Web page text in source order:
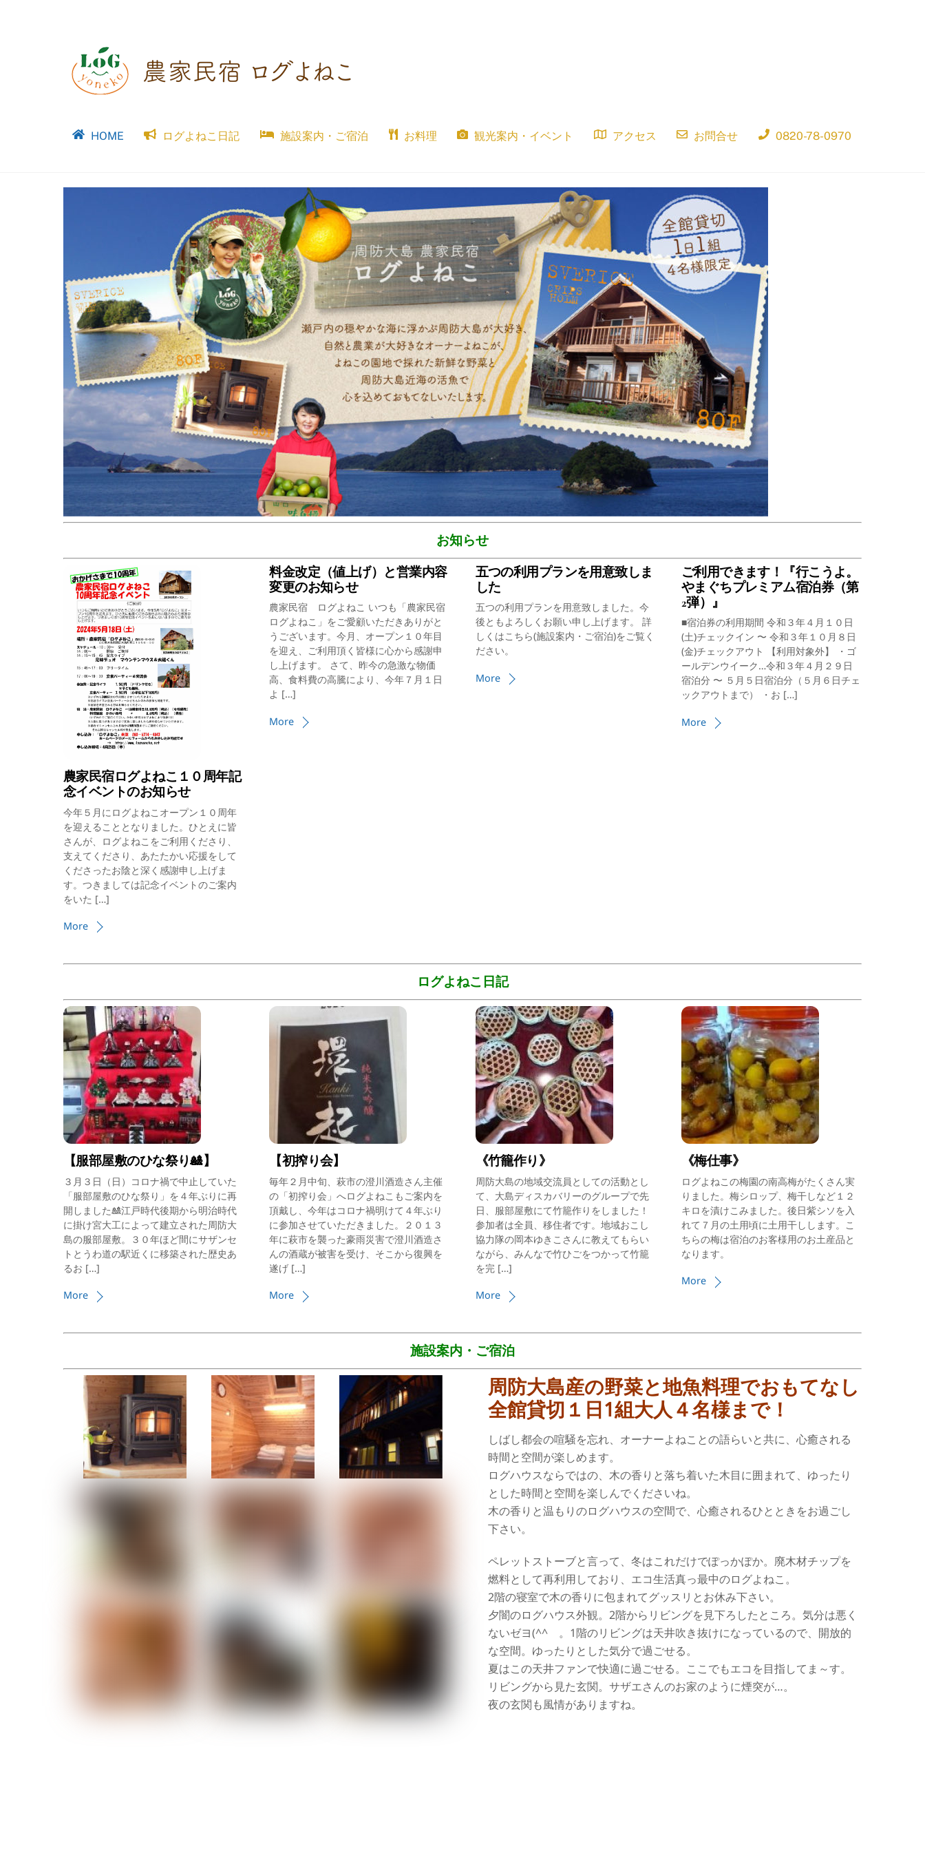
HOME ログよねこ日記 施設案内・ご宿泊 お料理 観光案内・イベント アクセス お問合せ 0820-78-0970
お知らせ
農家民宿ログよねこ１０周年記
念イベントのお知らせ
今年５月にログよねこオープン１０周年
を迎えることとなりました。ひとえに皆
さんが、ログよねこをご利用くださり、
支えてくださり、あたたかい応援をして
くださったお陰と深く感謝申し上げま
す。つきましては記念イベントのご案内
をいた […]
More
料金改定（値上げ）と営業内容
変更のお知らせ
農家民宿 ログよねこ いつも「農家民宿
ログよねこ」をご愛顧いただきありがと
うございます。今月、オープン１０年目
を迎え、ご利用頂く皆様に心から感謝申
し上げます。 さて、昨今の急激な物価
高、食料費の高騰により、今年７月１日
よ […]
More
五つの利用プランを用意致しま
した
五つの利用プランを用意致しました。今
後ともよろしくお願い申し上げます。 詳
しくはこちら(施設案内・ご宿泊)をご覧く
ださい。
More
ご利用できます！『行こうよ。
やまぐちプレミアム宿泊券（第
2弾）』
■宿泊券の利用期間 令和３年４月１０日
(土)チェックイン 〜 令和３年１０月８日
(金)チェックアウト 【利用対象外】 ・ゴ
ールデンウイーク…令和３年４月２９日
宿泊分 〜 ５月５日宿泊分（５月６日チェ
ックアウトまで） ・お […]
More
ログよねこ日記
【服部屋敷のひな祭り🎎】
３月３日（日）コロナ禍で中止していた
「服部屋敷のひな祭り」を４年ぶりに再
開しました🎎江戸時代後期から明治時代
に掛け宮大工によって建立された周防大
島の服部屋敷。３０年ほど間にサザンセ
トとうわ道の駅近くに移築された歴史あ
るお […]
More
【初搾り会】
毎年２月中旬、萩市の澄川酒造さん主催
の「初搾り会」へログよねこもご案内を
頂戴し、今年はコロナ禍明けて４年ぶり
に参加させていただきました。２０１３
年に萩市を襲った豪雨災害で澄川酒造さ
んの酒蔵が被害を受け、そこから復興を
遂げ […]
More
《竹籠作り》
周防大島の地域交流員としての活動とし
て、大島ディスカバリーのグループで先
日、服部屋敷にて竹籠作りをしました！
参加者は全員、移住者です。地域おこし
協力隊の岡本ゆきこさんに教えてもらい
ながら、みんなで竹ひごをつかって竹籠
を完 […]
More
《梅仕事》
ログよねこの梅園の南高梅がたくさん実
りました。梅シロップ、梅干しなど１２
キロを漬けこみました。後日紫シソを入
れて７月の土用頃に土用干しします。こ
ちらの梅は宿泊のお客様用のお土産品と
なります。
More
施設案内・ご宿泊
周防大島産の野菜と地魚料理でおもてなし
全館貸切１日1組大人４名様まで！
しばし都会の喧騒を忘れ、オーナーよねことの語らいと共に、心癒される
時間と空間が楽しめます。
ログハウスならではの、木の香りと落ち着いた木目に囲まれて、ゆったり
とした時間と空間を楽しんでくださいね。
木の香りと温もりのログハウスの空間で、心癒されるひとときをお過ごし
下さい。
ペレットストーブと言って、冬はこれだけでぽっかぽか。廃木材チップを
燃料として再利用しており、エコ生活真っ最中のログよねこ。
2階の寝室で木の香りに包まれてグッスリとお休み下さい。
夕闇のログハウス外観。2階からリビングを見下ろしたところ。気分は悪く
ないゼヨ(^^ゞ。1階のリビングは天井吹き抜けになっているので、開放的
な空間。ゆったりとした気分で過ごせる。
夏はこの天井ファンで快適に過ごせる。ここでもエコを目指してま～す。
リビングから見た玄関。サザエさんのお家のように煙突が…。
夜の玄関も風情がありますね。